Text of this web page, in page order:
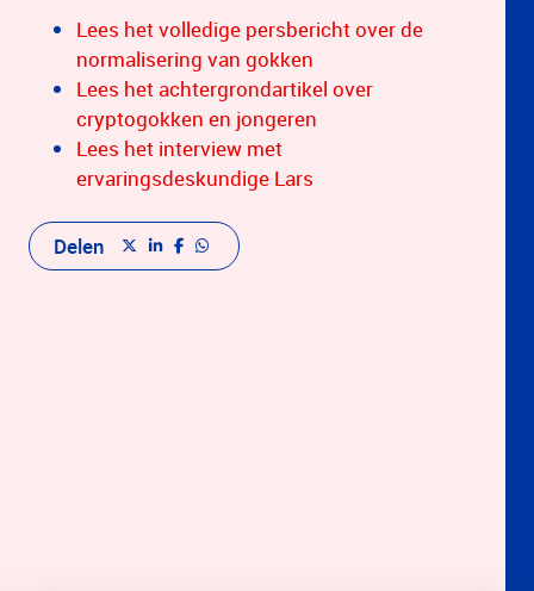
Lees het volledige persbericht over de
normalisering van gokken
Lees het achtergrondartikel over
cryptogokken en jongeren
Lees het interview met
ervaringsdeskundige Lars
Delen